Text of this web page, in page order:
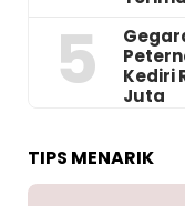
5
Kediri
Juta
TIPS MENARIK